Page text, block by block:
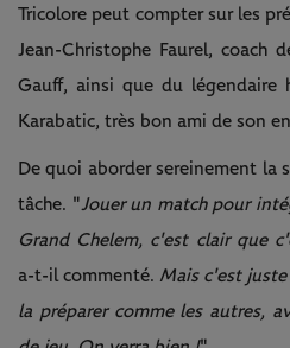
Tricolore peut compter sur les
Jean-Christophe Faurel,
Gauff, ainsi que du légendaire
Karabatic, très bon ami de son
De quoi aborder sereinement la
tâche. "Jouer un match pour
Grand Chelem, c'est clair que
a-t-il commenté. Mais c'est
la préparer comme les autres,